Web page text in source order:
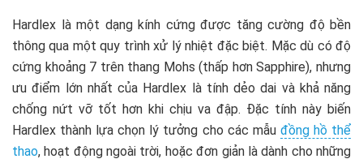
Hardlex là một dạng kính cứng được tăng cường độ bền
thông qua một quy trình xử lý nhiệt đặc biệt. Mặc dù có độ
cứng khoảng 7 trên thang Mohs (thấp hơn Sapphire), nhưng
ưu điểm lớn nhất của Hardlex là tính dẻo dai và khả năng
chống nứt vỡ tốt hơn khi chịu va đập. Đặc tính này biến
Hardlex thành lựa chọn lý tưởng cho các mẫu đồng hồ thể
thao, hoạt động ngoài trời, hoặc đơn giản là dành cho những